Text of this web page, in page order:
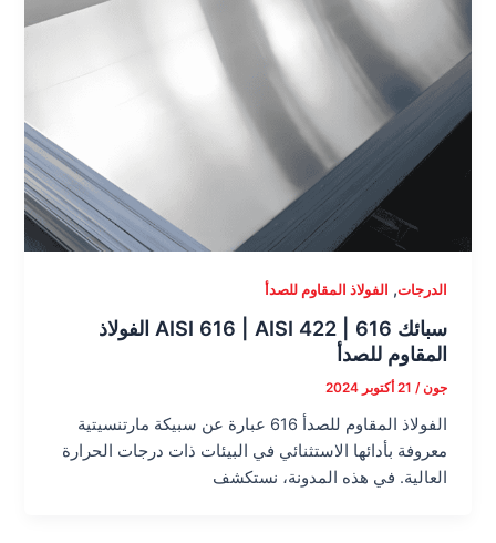
الدرجات, الفولاذ المقاوم للصدأ
سبائك 616 | AISI 616 | AISI 422 الفولاذ
المقاوم للصدأ
جون/ 21 أكتوبر 2024
الفولاذ المقاوم للصدأ 616 عبارة عن سبيكة مارتنسيتية
معروفة بأدائها الاستثنائي في البيئات ذات درجات الحرارة
العالية. في هذه المدونة، نستكشف